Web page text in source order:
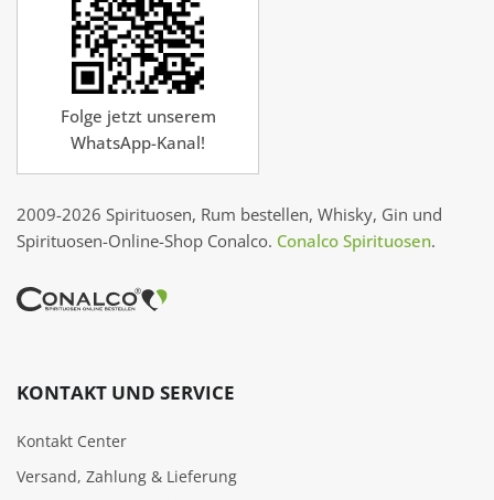
Folge jetzt unserem
WhatsApp-Kanal!
2009-2026 Spirituosen, Rum bestellen, Whisky, Gin und
Spirituosen-Online-Shop Conalco. Conalco Spirituosen.
KONTAKT UND SERVICE
Kontakt Center
Versand, Zahlung & Lieferung